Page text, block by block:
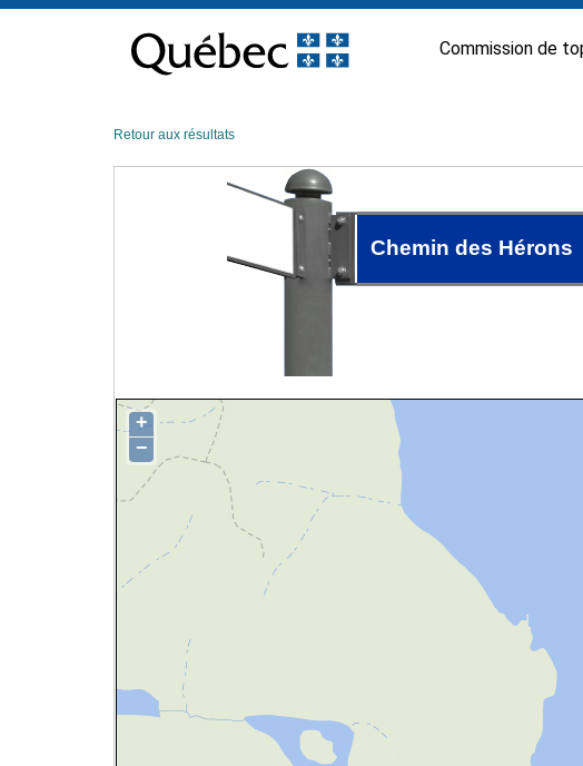
contenu
Commission de
Retour aux résultats
Chemin des Hérons
+
−